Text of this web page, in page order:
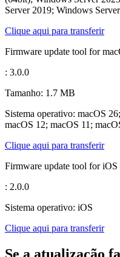
Server 2019; Windows
Clique aqui para transferir
Firmware update tool for
: 3.0.0
Tamanho: 1.7 MB
Sistema operativo: macOS
macOS 12; macOS 11;
Clique aqui para transferir
Firmware update tool for iOS
: 2.0.0
Sistema operativo: iOS
Clique aqui para transferir
Se a atualização